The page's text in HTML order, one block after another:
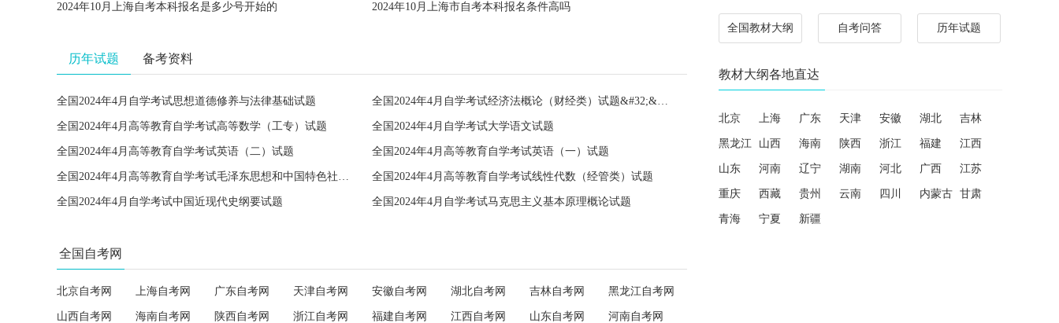
2024年10月上海自考本科报名是多少号开始的 2024年10月上海市自考本科报名条件高吗
历年试题 备考资料
全国2024年4月自学考试思想道德修养与法律基础试题 全国2024年4月自学考试经济法概论（财经类）试题&#32;&#32;
全国2024年4月高等教育自学考试高等数学（工专）试题 全国2024年4月自学考试大学语文试题
全国2024年4月高等教育自学考试英语（二）试题 全国2024年4月高等教育自学考试英语（一）试题
全国2024年4月高等教育自学考试毛泽东思想和中国特色社会主义理论体系概论试题 全国2024年4月高等教育自学考试线性代数（经管类）试题
全国2024年4月自学考试中国近现代史纲要试题 全国2024年4月自学考试马克思主义基本原理概论试题
全国自考网
北京自考网 上海自考网 广东自考网 天津自考网 安徽自考网 湖北自考网 吉林自考网 黑龙江自考网
山西自考网 海南自考网 陕西自考网 浙江自考网 福建自考网 江西自考网 山东自考网 河南自考网
全国教材大纲 自考问答 历年试题
教材大纲各地直达
北京 上海 广东 天津 安徽 湖北 吉林
黑龙江 山西 海南 陕西 浙江 福建 江西
山东 河南 辽宁 湖南 河北 广西 江苏
重庆 西藏 贵州 云南 四川 内蒙古 甘肃
青海 宁夏 新疆